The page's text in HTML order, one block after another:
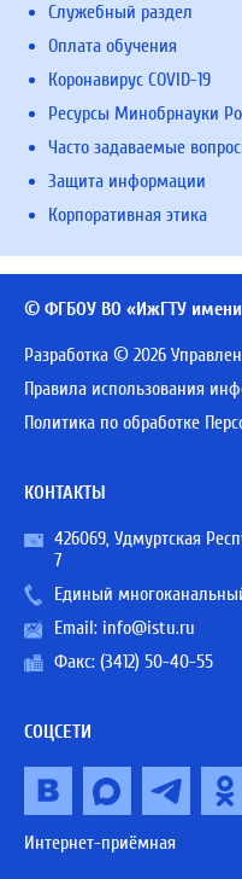
Служебный раздел
Оплата обучения
Коронавирус COVID-19
Ресурсы Минобрнауки
Часто задаваемые
Защита информации
Корпоративная этика
© ФГБОУ ВО «ИжГТУ
Разработка © 2026
Правила использования
Политика по обработке
КОНТАКТЫ
426069, Удмуртская
7
Единый
Email: info@istu.ru
Факс: (3412) 50-40-55
СОЦСЕТИ
Интернет-приёмная